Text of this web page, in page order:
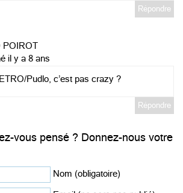
Répondre
POIROT
il y a 8 ans
Pudlo, c’est pas crazy ?
Répondre
vous pensé ? Donnez-nous votre
Nom (obligatoire)